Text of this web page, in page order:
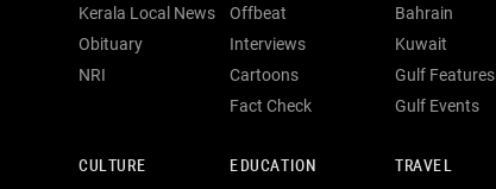
Kerala Local News
Obituary
NRI
Offbeat
Interviews
Cartoons
Fact Check
Bahrain
Kuwait
Gulf Features
Gulf Events
CULTURE EDUCATION TRAVEL